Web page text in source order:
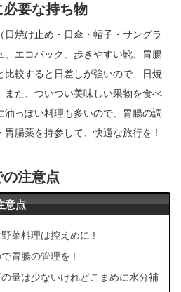
要な持ち物
日焼け止め・日傘・帽子・サングラ
、エコバック、歩きやすい靴、胃腸
比較すると日差しが強いので、日焼
また、ついつい美味しい果物を食べ
っぽい料理も多いので、胃腸の調
腸薬を持参して、快適な旅行を !
注意点
意点
菜料理は控えめに !
胃腸の管理を !
量は少ないけれどこまめに水分補